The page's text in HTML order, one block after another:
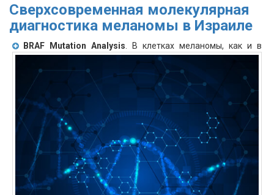
Cверхсовременная молекулярная
диагностика меланомы в Израиле
BRAF Mutation Analysis . В клетках меланомы, как и в